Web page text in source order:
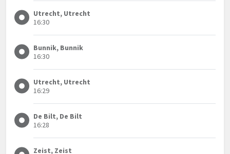
Utrecht, Utrecht
16:30
Bunnik, Bunnik
16:30
Utrecht, Utrecht
16:29
De Bilt, De Bilt
16:28
Zeist, Zeist